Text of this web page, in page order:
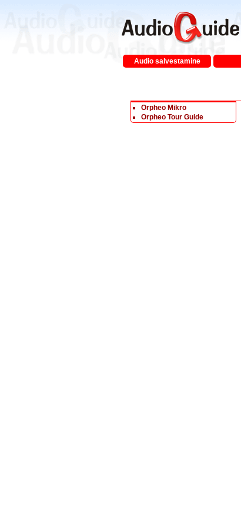
Audio salvestamine
Orpheo Mikro
Orpheo Tour Guide